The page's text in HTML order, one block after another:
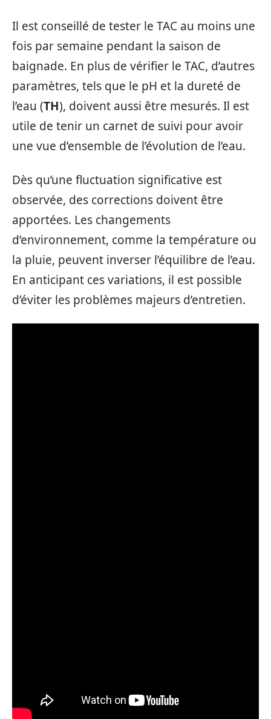
Il est conseillé de tester le TAC au moins une
fois par semaine pendant la saison de
baignade. En plus de vérifier le TAC, d’autres
paramètres, tels que le pH et la dureté de
l’eau (TH), doivent aussi être mesurés. Il est
utile de tenir un carnet de suivi pour avoir
une vue d’ensemble de l’évolution de l’eau.
Dès qu’une fluctuation significative est
observée, des corrections doivent être
apportées. Les changements
d’environnement, comme la température ou
la pluie, peuvent inverser l’équilibre de l’eau.
En anticipant ces variations, il est possible
d’éviter les problèmes majeurs d’entretien.